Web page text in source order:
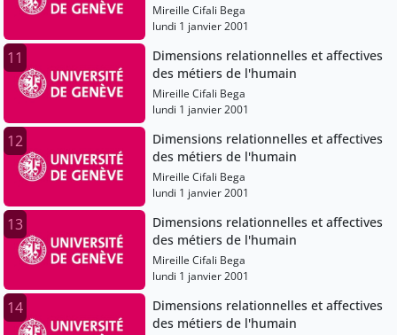
Mireille Cifali Bega
lundi 1 janvier 2001
11
Dimensions relationnelles et affectives
des métiers de l'humain
Mireille Cifali Bega
lundi 1 janvier 2001
12
Dimensions relationnelles et affectives
des métiers de l'humain
Mireille Cifali Bega
lundi 1 janvier 2001
13
Dimensions relationnelles et affectives
des métiers de l'humain
Mireille Cifali Bega
lundi 1 janvier 2001
14
Dimensions relationnelles et affectives
des métiers de l'humain